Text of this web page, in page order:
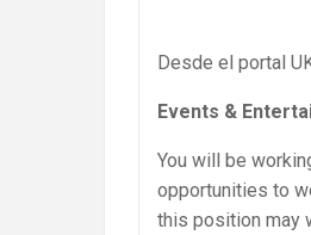
Desde el portal
Events &
You will be
opportunities to
this position may